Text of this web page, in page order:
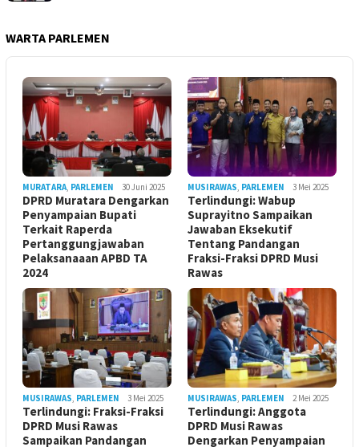
WARTA PARLEMEN
MURATARA, PARLEMEN 30 Juni 2025
DPRD Muratara Dengarkan
Penyampaian Bupati
Terkait Raperda
Pertanggungjawaban
Pelaksanaaan APBD TA
2024
MUSIRAWAS, PARLEMEN 3 Mei 2025
Terlindungi: Wabup
Suprayitno Sampaikan
Jawaban Eksekutif
Tentang Pandangan
Fraksi-Fraksi DPRD Musi
Rawas
MUSIRAWAS, PARLEMEN 3 Mei 2025
Terlindungi: Fraksi-Fraksi
DPRD Musi Rawas
Sampaikan Pandangan
MUSIRAWAS, PARLEMEN 2 Mei 2025
Terlindungi: Anggota
DPRD Musi Rawas
Dengarkan Penyampaian